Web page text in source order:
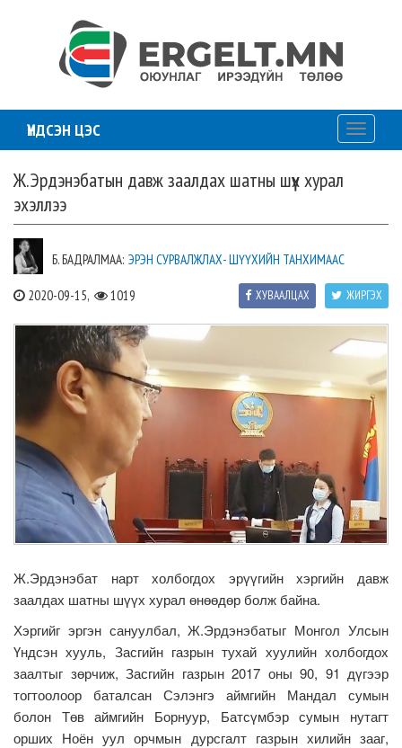
ҮНДСЭН ЦЭС
Toggle
Ж.Эрдэнэбатын давж заалдах шатны шүүх хурал
эхэллээ
Б. БАДРАЛМАА: ЭРЭН СУРВАЛЖЛАХ- ШҮҮХИЙН ТАНХИМААС
2020-09-15, 1019 ЖИРГЭХ
ХУВААЛЦАХ
Ж.Эрдэнэбат нарт холбогдох эрүүгийн хэргийн давж
заалдах шатны шүүх хурал өнөөдөр болж байна.
Хэргийг эргэн сануулбал, Ж.Эрдэнэбатыг Монгол Улсын
Үндсэн хууль, Засгийн газрын тухай хуулийн холбогдох
заалтыг зөрчиж, Засгийн газрын 2017 оны 90, 91 дүгээр
тогтоолоор баталсан Сэлэнгэ аймгийн Мандал сумын
болон Төв аймгийн Борнуур, Батсүмбэр сумын нутагт
орших Ноён уул орчмын дурсгалт газрын хилийн зааг,